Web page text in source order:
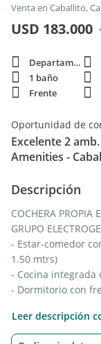
Venta en Caballito,
USD 183.000
Departamento
1 baño
Frente
Excelente 2
Amenities -
Descripción
COCHERA
GRUPO
- Estar-comedor
1.50 mtrs)
- Cocina integrada
- Dormitorio con
AMENITIES:
Leer descripción